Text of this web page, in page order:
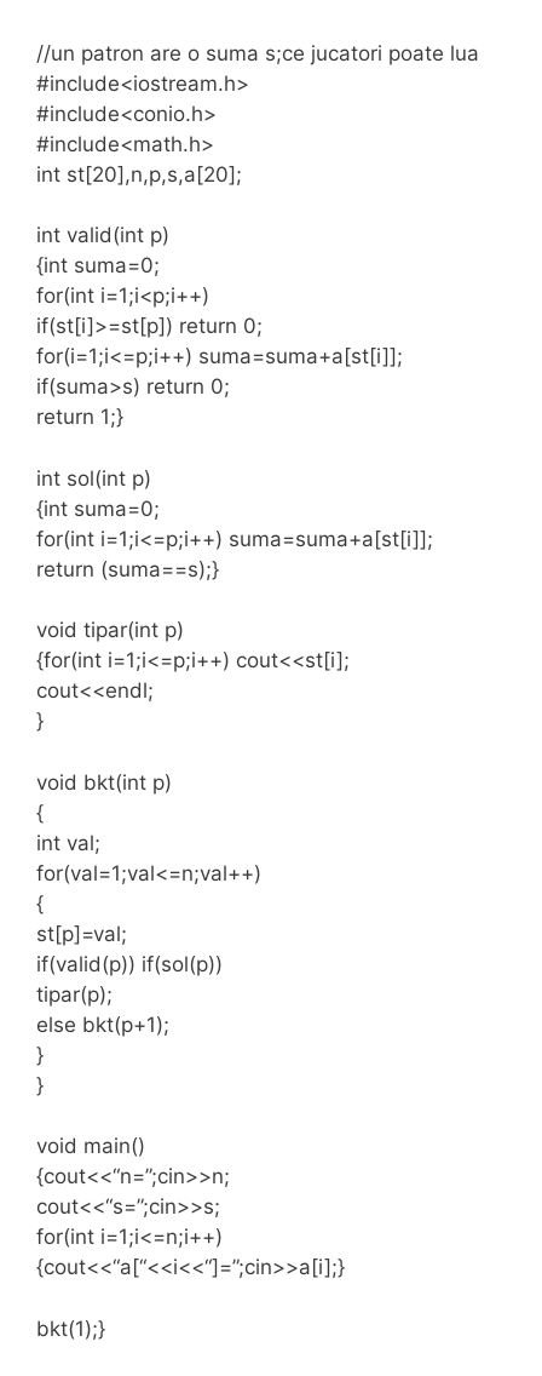
//un patron are o suma s;ce jucatori poate lua
#include<iostream.h>
#include<conio.h>
#include<math.h>
int st[20],n,p,s,a[20];
int valid(int p)
{int suma=0;
for(int i=1;i<p;i++)
if(st[i]>=st[p]) return 0;
for(i=1;i<=p;i++) suma=suma+a[st[i]];
if(suma>s) return 0;
return 1;}
int sol(int p)
{int suma=0;
for(int i=1;i<=p;i++) suma=suma+a[st[i]];
return (suma==s);}
void tipar(int p)
{for(int i=1;i<=p;i++) cout<<st[i];
cout<<endl;
}
void bkt(int p)
{
int val;
for(val=1;val<=n;val++)
{
st[p]=val;
if(valid(p)) if(sol(p))
tipar(p);
else bkt(p+1);
}
}
void main()
{cout<<“n=”;cin>>n;
cout<<“s=”;cin>>s;
for(int i=1;i<=n;i++)
{cout<<“a[“<<i<<“]=”;cin>>a[i];}
bkt(1);}